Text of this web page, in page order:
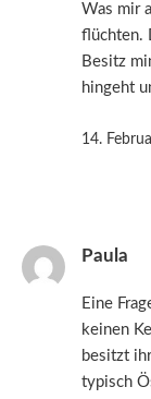
Was mir
flüchten.
Besitz
hingeht
14.
Paula
Eine
keinen
besitzt
typisch